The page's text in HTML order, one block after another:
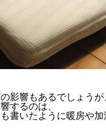
影響もあるでしょうが
するのは、
書いたように暖房や